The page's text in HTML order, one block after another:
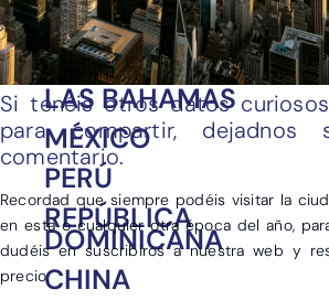
ARGENTINA
COLOMBIA
LAS BAHAMAS
MÉXICO
PERÚ
REPÚBLICA
DOMINICANA
CHINA
Si tenéis otros datos
para compartir, dejadnos
comentario.
Recordad que siempre podéis visitar la
en esta o cualquier otra época del año,
dudéis en suscribiros a nuestra web y
precio.